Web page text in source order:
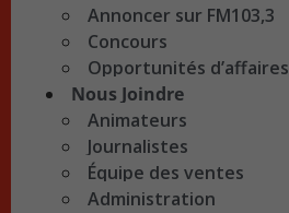
Annoncer sur FM103,3
Concours
Opportunités d’affaires
Nous Joindre
Animateurs
Journalistes
Équipe des ventes
Administration